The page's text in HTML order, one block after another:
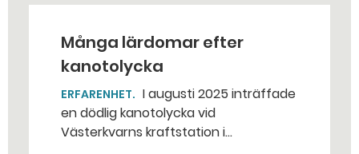
Många lärdomar efter
kanotolycka
ERFARENHET
en dödlig kanotolycka vid
Västerkvarns kraftstation i